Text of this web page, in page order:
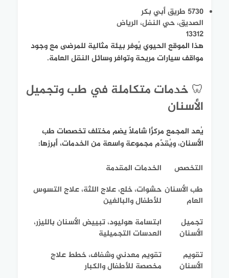
5730 طريق أبي بكر
الصديق، حي النفل، الرياض
13312
هذا الموقع الحيوي يُوفر بيئة مثالية للمرضى مع وجود
مواقف سيارات مريحة وتوافر وسائل النقل العامة.
🦷 خدمات متكاملة في طب وتجميل
الأسنان
يُعد المجمع مركزًا شاملًا يضم مختلف تخصصات طب
الأسنان، ويُقدّم مجموعة واسعة من الخدمات، أبرزها:
التخصص
الخدمات المقدمة
طب الأسنان
العام
حشوات، خلع، علاج اللثة، علاج التسوس
للأطفال والبالغين
تجميل
الأسنان
ابتسامة هوليود، تبييض الأسنان بالليزر،
العدسات التجميلية
تقويم
الأسنان
تقويم معدني وشفاف، خطط علاج
مخصصة للأطفال والكبار